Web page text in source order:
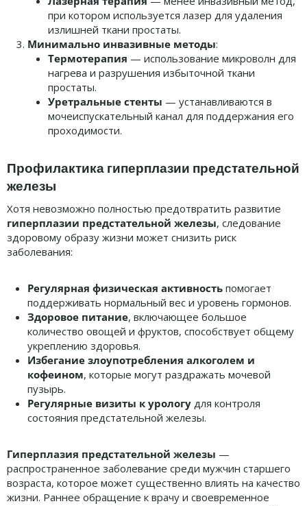
при котором используется лазер для удаления
излишней ткани простаты.
Минимально инвазивные методы:
Термотерапия — использование микроволн для
нагрева и разрушения избыточной ткани
простаты.
Уретральные стенты — устанавливаются в
мочеиспускательный канал для поддержания его
проходимости.
Профилактика гиперплазии предстательной
железы
Хотя невозможно полностью предотвратить развитие
гиперплазии предстательной железы, следование
здоровому образу жизни может снизить риск
заболевания:
Регулярная физическая активность помогает
поддерживать нормальный вес и уровень гормонов.
Здоровое питание, включающее большое
количество овощей и фруктов, способствует общему
укреплению здоровья.
Избегание злоупотребления алкоголем и
кофеином, которые могут раздражать мочевой
пузырь.
Регулярные визиты к урологу для контроля
состояния предстательной железы.
Гиперплазия предстательной железы —
распространенное заболевание среди мужчин старшего
возраста, которое может существенно влиять на качество
жизни. Раннее обращение к врачу и своевременное